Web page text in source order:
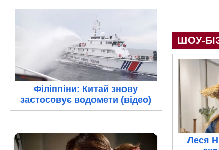
Філіппіни: Китай знову
застосовує водомети (відео)
ШОУ-
Леся